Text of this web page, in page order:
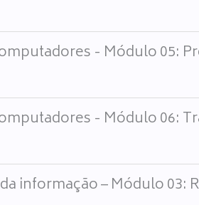
- Módulo 05:
- Módulo 06:
informação – Módulo 03: